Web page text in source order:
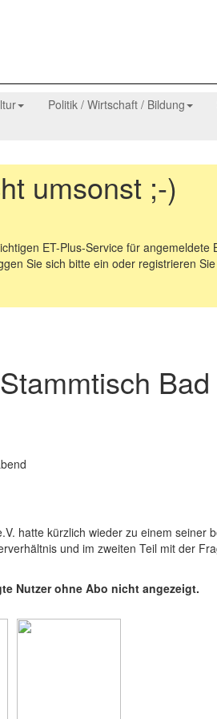
Politik / Wirtschaft / Bildung
umsonst ;-)
ET-Plus-Service für
Sie sich bitte ein oder registrieren
hatte kürzlich wieder zu einem seiner
und im zweiten Teil mit der
Nutzer ohne Abo nicht angezeigt.